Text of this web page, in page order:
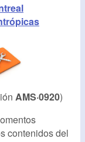
AMS·0920)
contenidos del